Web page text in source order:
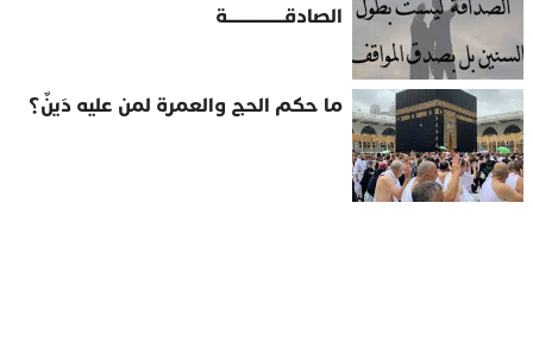
الصادقــــــــــــــــة
ما حكم الحج والعمرة لمن عليه دَينٌ؟